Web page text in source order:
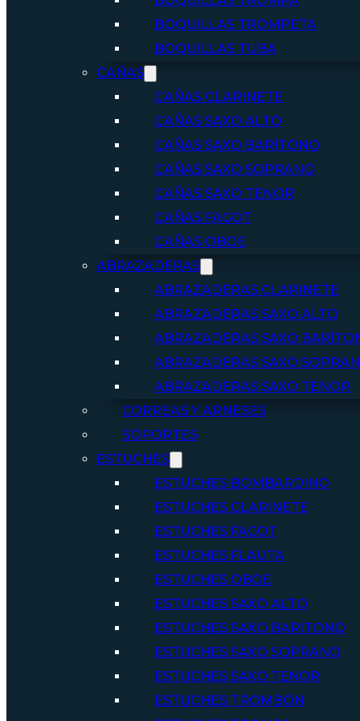
BOQUILLAS TROMPETA
BOQUILLAS TUBA
CAÑAS
CAÑAS CLARINETE
CAÑAS SAXO ALTO
CAÑAS SAXO BARÍTONO
CAÑAS SAXO SOPRANO
CAÑAS SAXO TENOR
CAÑAS FAGOT
CAÑAS OBOE
ABRAZADERAS
ABRAZADERAS CLARINETE
ABRAZADERAS SAXO ALTO
ABRAZADERAS SAXO
ABRAZADERAS SAXO
ABRAZADERAS SAXO TENOR
CORREAS Y ARNESES
SOPORTES
ESTUCHES
ESTUCHES BOMBARDINO
ESTUCHES CLARINETE
ESTUCHES FAGOT
ESTUCHES FLAUTA
ESTUCHES OBOE
ESTUCHES SAXO ALTO
ESTUCHES SAXO BARITONO
ESTUCHES SAXO SOPRANO
ESTUCHES SAXO TENOR
ESTUCHES TROMBÓN